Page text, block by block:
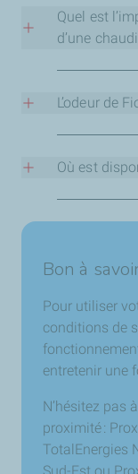
ou récente, et
utilisant des
Quel est
d’une
Stable et
réduitL’odeur de
Grâce à sa
plus agréable. Et,
pompé) à -24°C,
Où est
Disponible
Premier permet
utilisez une
Bon à
Pour utiliser
conditions de
entretenir une
N’hésitez pas
proximité :
TotalEnergies